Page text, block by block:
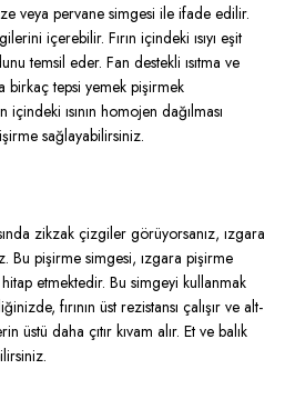
veya pervane simgesi ile ifade edilir.
içerebilir. Fırın içindeki ısıyı eşit
temsil eder. Fan destekli ısıtma ve
birkaç tepsi yemek pişirmek
ısının homojen dağılması
sağlayabilirsiniz.
zikzak çizgiler görüyorsanız, ızgara
Bu pişirme simgesi, ızgara pişirme
etmektedir. Bu simgeyi kullanmak
fırının üst rezistansı çalışır ve alt-
üstü daha çıtır kıvam alır. Et ve balık